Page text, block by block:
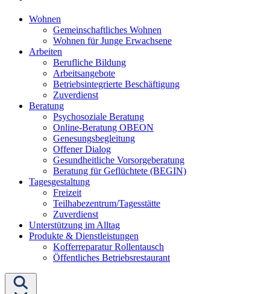
Wohnen
von
"Wohnen"
Gemeinschaftliches Wohnen
Wohnen für Junge Erwachsene
Arbeiten
von
"Arbeiten"
Berufliche Bildung
Arbeitsangebote
Betriebsintegrierte Beschäftigung
Zuverdienst
BeratungUntermenü
von
"Beratung"
Psychosoziale Beratung
Online-Beratung OBEON
Genesungsbegleitung
Offener Dialog
Gesundheitliche Vorsorgeberatung
Beratung für Geflüchtete (BEGIN)
TagesgestaltungUntermenü
"Tagesgestaltung"
Freizeit
Teilhabezentrum/Tagesstätte
Zuverdienst
Unterstützung im Alltag
Produkte & Dienstleistungen
von
"Produkte
&
Kofferreparatur Rollentausch
Öffentliches Betriebsrestaurant